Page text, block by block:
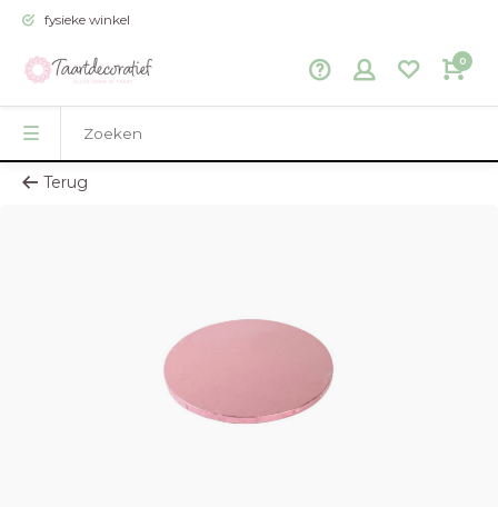
fysieke winkel
0
Terug